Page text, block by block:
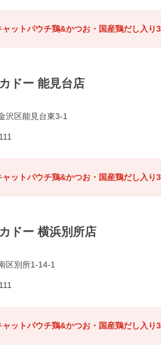
ャットパウチ鶏&かつお・国産鶏だし入り
ドー 能見台店
沢区能見台東3-1
ャットパウチ鶏&かつお・国産鶏だし入り
ドー 横浜別所店
区別所1-14-1
ャットパウチ鶏&かつお・国産鶏だし入り